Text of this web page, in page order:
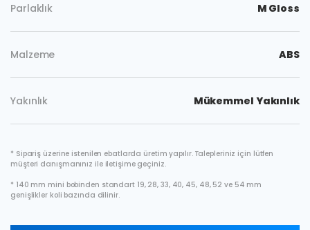
Parlaklık M Gloss
Malzeme ABS
Yakınlık Mükemmel Yakınlık
* Sipariş üzerine istenilen ebatlarda üretim yapılır. Talepleriniz için lütfen
müşteri danışmanınız ile iletişime geçiniz.
* 140 mm mini bobinden standart 19, 28, 33, 40, 45, 48, 52 ve 54 mm
genişlikler koli bazında dilinir.